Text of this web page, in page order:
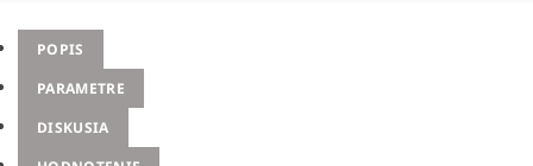
POPIS
PARAMETRE
DISKUSIA